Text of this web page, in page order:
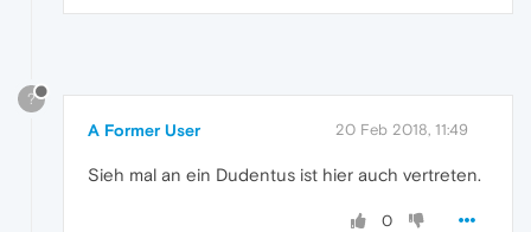
?
A Former User 20 Feb 2018, 11:49
Sieh mal an ein Dudentus ist hier auch vertreten.
0